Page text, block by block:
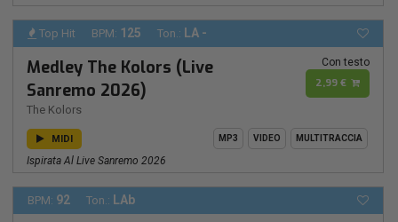
Top Hit BPM: 125 Ton.: LA -
Medley The Kolors (Live
Sanremo 2026)
The Kolors
Con testo
2,99 €
MIDI MP3 VIDEO MULTITRACCIA
Ispirata Al Live Sanremo 2026
BPM: 92 Ton.: LAb